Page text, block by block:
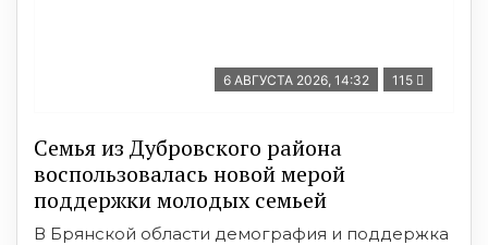
6 АВГУСТА 2026, 14:32 115
Семья из Дубровского района
воспользовалась новой мерой
поддержки молодых семьей
В Брянской области демография и поддержка